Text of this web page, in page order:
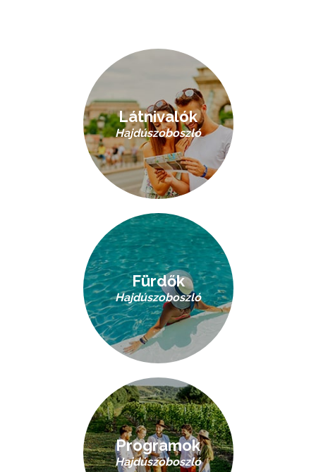
Látnivalók
Hajdúszoboszló
Fürdők
Hajdúszoboszló
Programok
Hajdúszoboszló